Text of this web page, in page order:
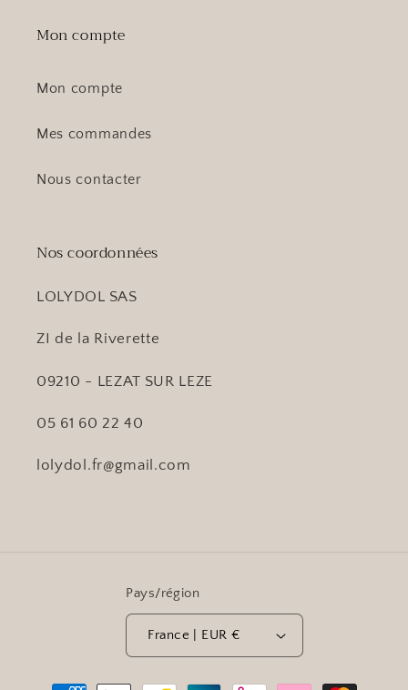
Mon compte
Mon compte
Mes commandes
Nous contacter
Nos coordonnées
LOLYDOL SAS
ZI de la Riverette
09210 - LEZAT SUR LEZE
05 61 60 22 40
lolydol.fr@gmail.com
Pays/région
France | EUR €
Moyens